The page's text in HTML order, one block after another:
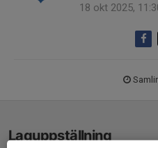
18 okt 2025,
Laguppställning